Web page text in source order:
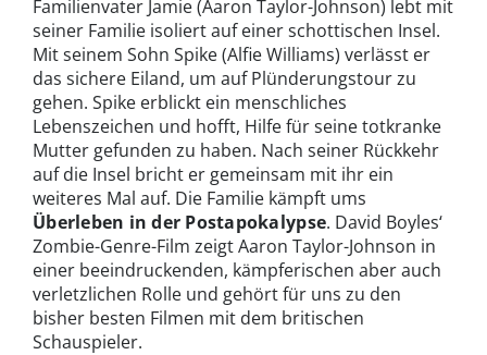
Familienvater Jamie (Aaron Taylor-Johnson) lebt mit
seiner Familie isoliert auf einer schottischen Insel.
Mit seinem Sohn Spike (Alfie Williams) verlässt er
das sichere Eiland, um auf Plünderungstour zu
gehen. Spike erblickt ein menschliches
Lebenszeichen und hofft, Hilfe für seine totkranke
Mutter gefunden zu haben. Nach seiner Rückkehr
auf die Insel bricht er gemeinsam mit ihr ein
weiteres Mal auf. Die Familie kämpft ums
Überleben in der Postapokalypse. David Boyles‘
Zombie-Genre-Film zeigt Aaron Taylor-Johnson in
einer beeindruckenden, kämpferischen aber auch
verletzlichen Rolle und gehört für uns zu den
bisher besten Filmen mit dem britischen
Schauspieler.